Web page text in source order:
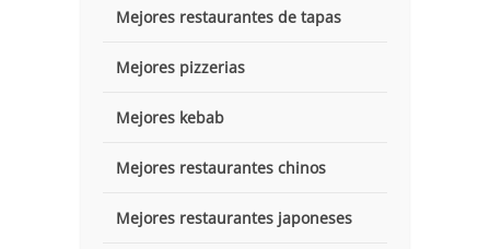
Mejores restaurantes de tapas
Mejores pizzerias
Mejores kebab
Mejores restaurantes chinos
Mejores restaurantes japoneses